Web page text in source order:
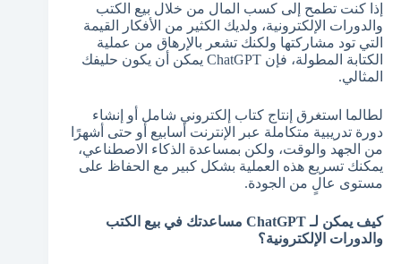
إذا كنت تطمح إلى كسب المال من خلال بيع الكتب
والدورات الإلكترونية، ولديك الكثير من الأفكار القيمة
التي تود مشاركتها ولكنك تشعر بالإرهاق من عملية
الكتابة المطولة، فإن ChatGPT يمكن أن يكون حليفك
المثالي.
لطالما استغرق إنتاج كتاب إلكتروني شامل أو إنشاء
دورة تدريبية متكاملة عبر الإنترنت أسابيع أو حتى أشهرًا
من الجهد والوقت، ولكن بمساعدة الذكاء الاصطناعي،
يمكنك تسريع هذه العملية بشكل كبير مع الحفاظ على
مستوى عالٍ من الجودة.
كيف يمكن لـ ChatGPT مساعدتك في بيع الكتب
والدورات الإلكترونية؟